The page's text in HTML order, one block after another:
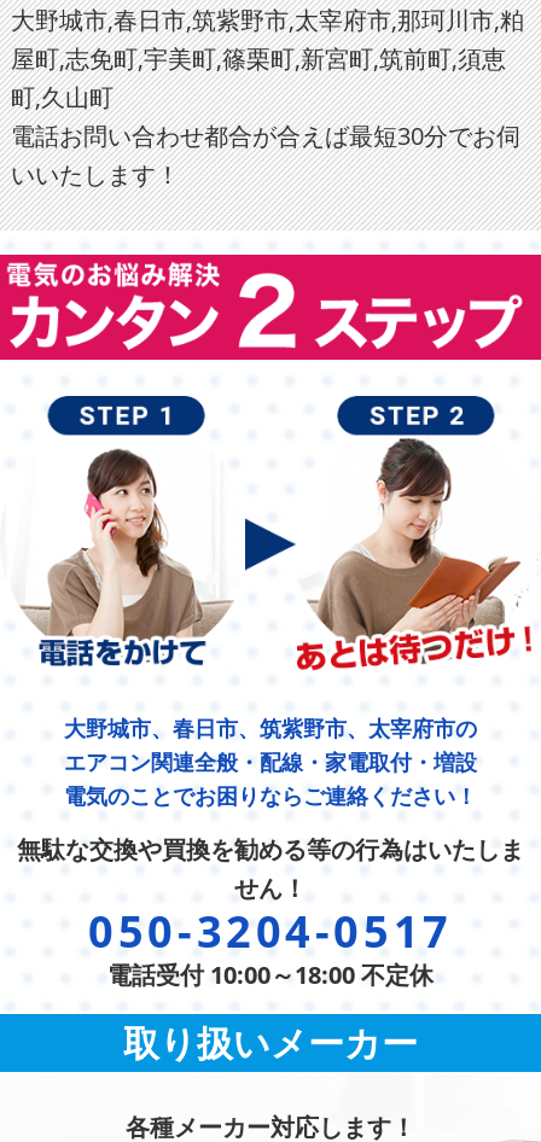
大野城市,春日市,筑紫野市,太宰府市,那珂川市,粕
屋町,志免町,宇美町,篠栗町,新宮町,筑前町,須恵
町,久山町
電話お問い合わせ都合が合えば最短30分でお伺
いいたします！
大野城市、春日市、筑紫野市、太宰府市の
エアコン関連全般・配線・家電取付・増設
電気のことでお困りならご連絡ください！
無駄な交換や買換を勧める等の行為はいたしま
せん！
050-3204-0517
電話受付 10:00～18:00 不定休
取り扱いメーカー
各種メーカー対応します！